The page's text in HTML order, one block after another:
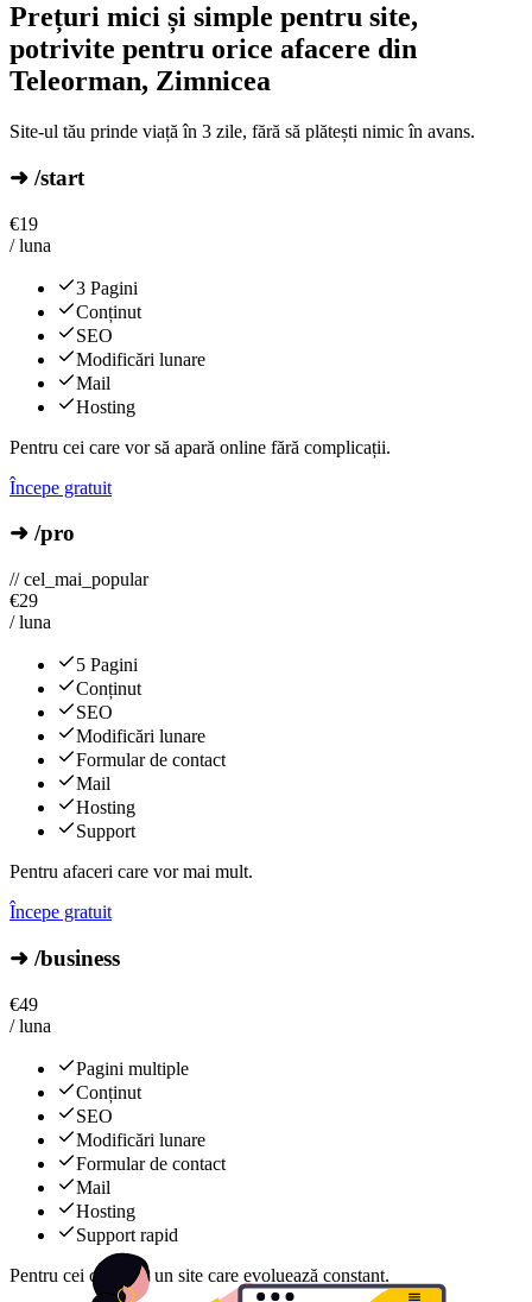
Prețuri mici și simple pentru site,
potrivite pentru orice afacere din
Teleorman, Zimnicea
Site-ul tău prinde viață în 3 zile, fără să plătești nimic în avans.
➜ /start
€19
/ luna
3 Pagini
Conținut
SEO
Modificări lunare
Mail
Hosting
Pentru cei care vor să apară online fără complicații.
Începe gratuit
➜ /pro
// cel_mai_popular
€29
/ luna
5 Pagini
Conținut
SEO
Modificări lunare
Formular de contact
Mail
Hosting
Support
Pentru afaceri care vor mai mult.
Începe gratuit
➜ /business
€49
/ luna
Pagini multiple
Conținut
SEO
Modificări lunare
Formular de contact
Mail
Hosting
Support rapid
Pentru cei care vor un site care evoluează constant.